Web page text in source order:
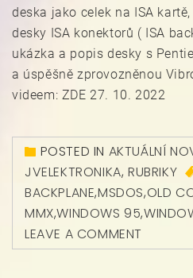
deska jako celek na ISA
desky ISA konektorů ( ISA
ukázka a popis desky s
a úspěšně zprovozněnou
videem: ZDE 27. 10. 2022
POSTED IN AKTUÁLNÍ
JVELEKTRONIKA,RUBRIKY
BACKPLANE,MSDOS,OLD
MMX,WINDOWS 95,
LEAVE A COMMENT